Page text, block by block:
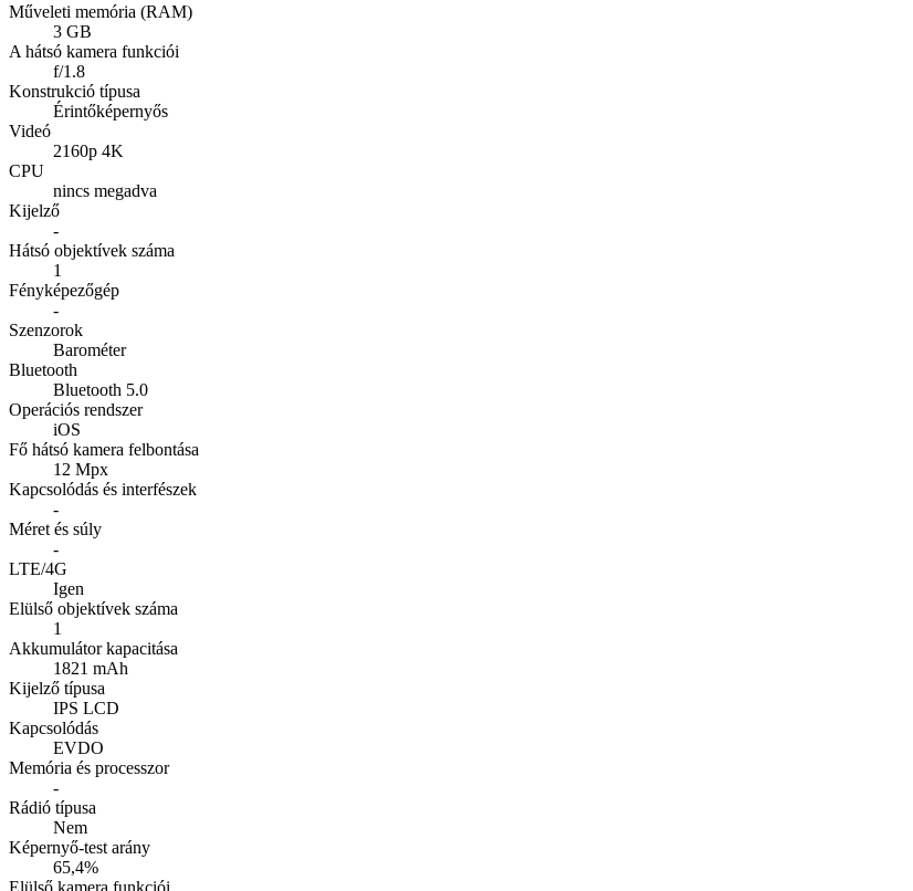
Műveleti memória (RAM)
3 GB
A hátsó kamera funkciói
f/1.8
Konstrukció típusa
Érintőképernyős
Videó
2160p 4K
CPU
nincs megadva
Kijelző
-
Hátsó objektívek száma
1
Fényképezőgép
-
Szenzorok
Barométer
Bluetooth
Bluetooth 5.0
Operációs rendszer
iOS
Fő hátsó kamera felbontása
12 Mpx
Kapcsolódás és interfészek
-
Méret és súly
-
LTE/4G
Igen
Elülső objektívek száma
1
Akkumulátor kapacitása
1821 mAh
Kijelző típusa
IPS LCD
Kapcsolódás
EVDO
Memória és processzor
-
Rádió típusa
Nem
Képernyő-test arány
65,4%
Elülső kamera funkciói